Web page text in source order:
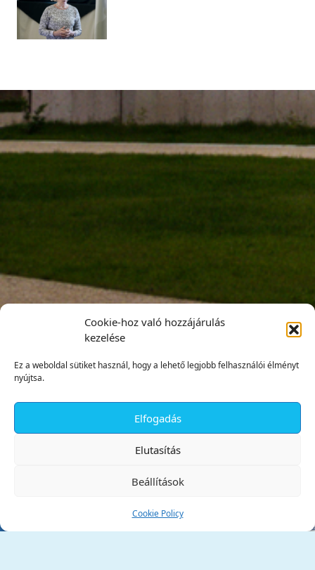
Cookie-hoz való hozzájárulás
kezelése
Ez a weboldal sütiket használ, hogy a lehető legjobb felhasználói élményt
nyújtsa.
Elfogadás
Elutasítás
Beállítások
Cookie Policy
Tata Város Önkormányzata
✕